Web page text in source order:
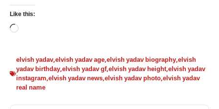
Like this:
Loading…
elvish yadav,elvish yadav age,elvish yadav biography,elvish
yadav birthday,elvish yadav gf,elvish yadav height,elvish yadav
instagram,elvish yadav news,elvish yadav photo,elvish yadav
real name